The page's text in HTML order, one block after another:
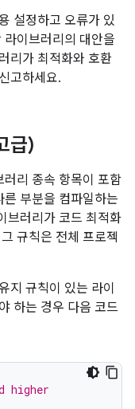
설정하고 오류가 있
이브러리의 대안을
리가 최적화와 호환
고하세요.
급)
리 종속 항목이 포함
부분을 컴파일하는
브러리가 코드 최적화
규칙은 전체 프로젝
지 규칙이 있는 라이
하는 경우 다음 코드
higher